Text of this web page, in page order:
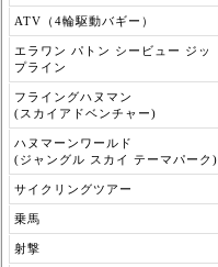
ATV（4輪駆動バギー）
エラワン パトン シービュー ジッ
プライン
フライングハヌマン
(スカイアドベンチャー)
ハヌマーンワールド
(ジャングル スカイ テーマパーク)
サイクリングツアー
乗馬
射撃